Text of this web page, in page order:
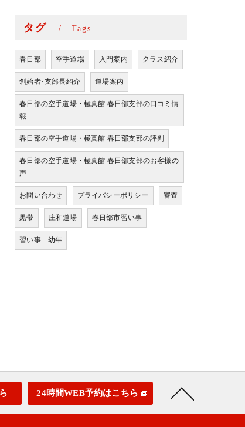
タグ Tags
春日部 空手道場 入門案内 クラス紹介
創始者･支部長紹介 道場案内
春日部の空手道場・極真館 春日部支部の口コミ情
報
春日部の空手道場・極真館 春日部支部の評判
春日部の空手道場・極真館 春日部支部のお客様の
声
お問い合わせ プライバシーポリシー 審査
黒帯 庄和道場 春日部市習い事
習い事 幼年
24時間WEB予約はこちら